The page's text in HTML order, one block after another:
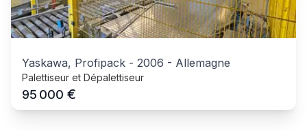
Yaskawa, Profipack - 2006 - Allemagne
Palettiseur et Dépalettiseur
95 000 €